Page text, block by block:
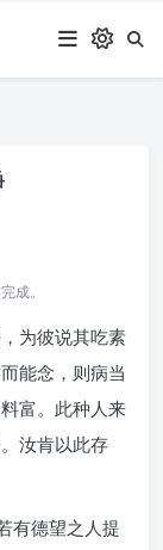
成。
为彼说其吃素
能念，则病当
富。此种人来
汝肯以此存
有德望之人提